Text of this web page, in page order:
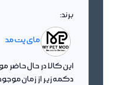
برند:
مای پت مد
این کالا در حال حاضر
دکمه زیر از زمان